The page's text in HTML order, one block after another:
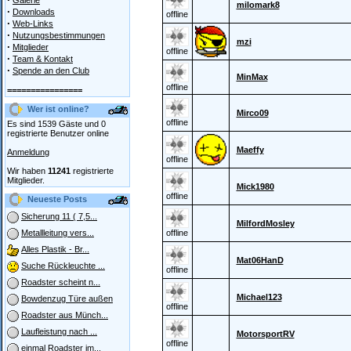
· Downloads
· Web-Links
· Nutzungsbestimmungen
· Mitglieder
· Team & Kontakt
· Spende an den Club
================
Wer ist online?
Es sind 1539 Gäste und 0
registrierte Benutzer online
Anmeldung
Wir haben 11241 registrierte
Mitglieder.
Neueste Posts
Sicherung 11 ( 7,5...
Metallleitung vers...
Alles Plastik - Br...
Suche Rückleuchte ...
Roadster scheint n...
Bowdenzug Türe außen
Roadster aus Münch...
Laufleistung nach ...
einmal Roadster im...
offline
milomark8
offline
mzi
offline
MinMax
offline
Mirco09
offline
Maeffy
offline
Mick1980
offline
MilfordMosley
offline
Mat06HanD
offline
Michael123
offline
MotorsportRV